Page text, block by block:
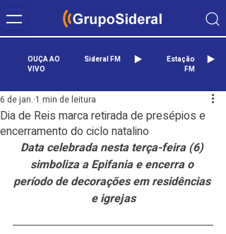
OUÇA AO
VIVO
Sideral FM
Estação
FM
Dia de Reis marca retirada de presépios e
encerramento do ciclo natalino
6 de jan. 1 min de leitura
Data celebrada nesta terça-feira (6)
simboliza a Epifania e encerra o
período de decorações em residências
e igrejas